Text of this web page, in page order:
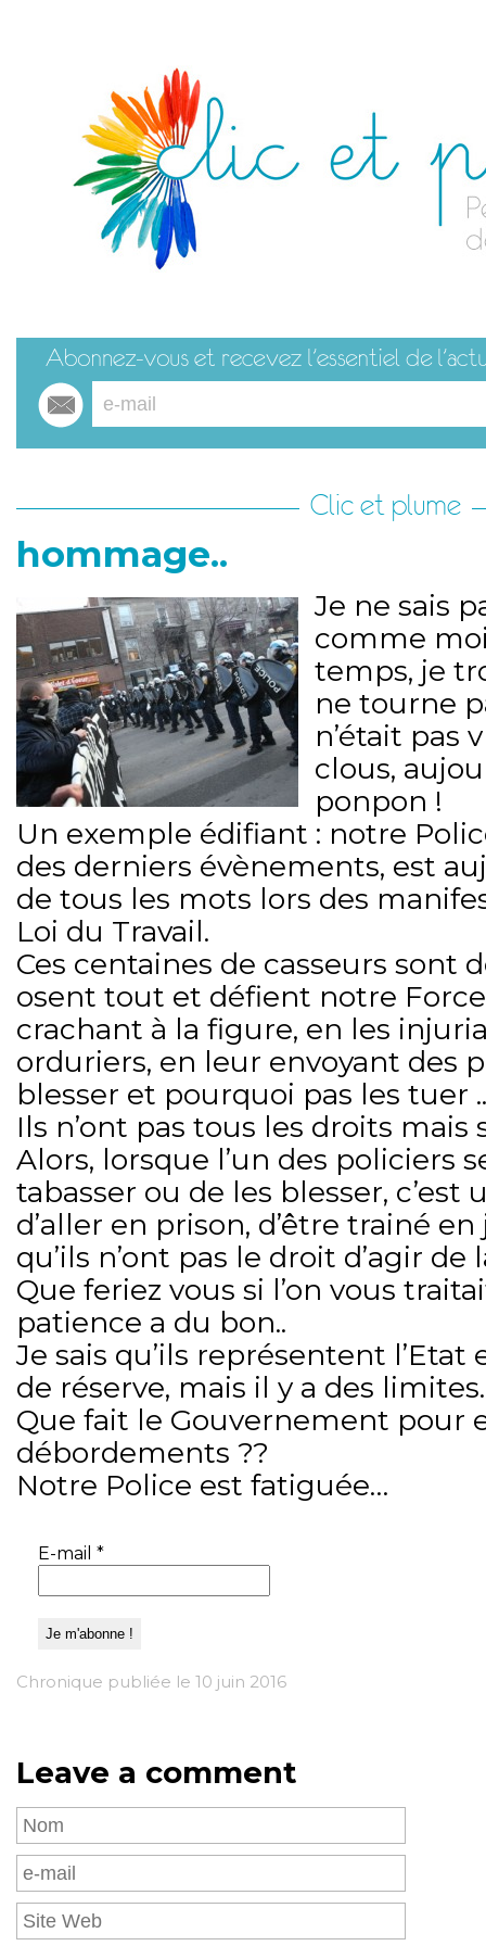
Clic et plume
hommage..
Je ne sais
comme
temps, je
ne tourne
n’était pas
clous,
ponpon !
Un exemple édifiant : notre
des derniers évènements, est
de tous les mots lors des
Loi du Travail.
Ces centaines de casseurs sont
osent tout et défient notre
crachant à la figure, en les
orduriers, en leur envoyant des
blesser et pourquoi pas les tuer ..
Ils n’ont pas tous les droits
Alors, lorsque l’un des policiers
tabasser ou de les blesser, c’est
d’aller en prison, d’être trainé
qu’ils n’ont pas le droit d’agir de
Que feriez vous si l’on vous
patience a du bon..
Je sais qu’ils représentent l’Etat
de réserve, mais il y a des
Que fait le Gouvernement pour
débordements ??
Notre Police est fatiguée…
E-mail *
Chronique publiée le 10 juin 2016
Leave a comment